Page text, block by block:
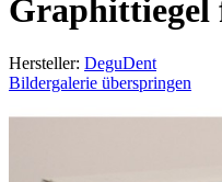
Graphittiegel
Hersteller: DeguDent
Bildergalerie überspringen